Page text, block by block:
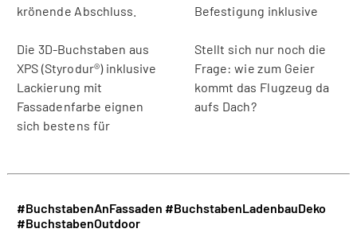
krönende Abschluss.
Die 3D-Buchstaben aus
XPS (Styrodur®) inklusive
Lackierung mit
Fassadenfarbe eignen
sich bestens für
Befestigung inklusive
Stellt sich nur noch die
Frage: wie zum Geier
kommt das Flugzeug da
aufs Dach?
#BuchstabenAnFassaden #BuchstabenLadenbauDeko
#BuchstabenOutdoor